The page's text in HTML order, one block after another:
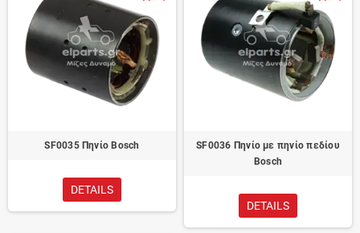
SF0035 Πηνίο Bosch
DETAILS
SF0036 Πηνίο με πηνίο πεδίου
Bosch
DETAILS